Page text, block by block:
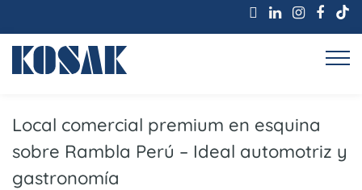
Local comercial premium en esquina
sobre Rambla Perú – Ideal automotriz y
gastronomía